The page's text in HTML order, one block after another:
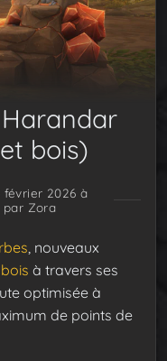
bois)
février 2026 à
par Zora
, nouveaux
bois à travers ses
optimisée à
de points de